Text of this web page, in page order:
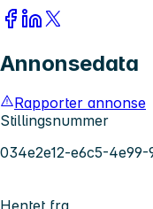
Annonsedata
Rapporter annonse
Stillingsnummer
034e2e12-e6c5-4e99-
Hentet fra